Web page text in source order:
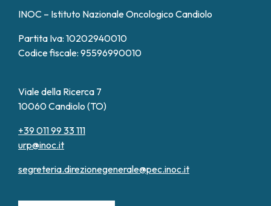
INOC – Istituto Nazionale Oncologico Candiolo
Partita Iva: 10202940010
Codice fiscale: 95596990010
Viale della Ricerca 7
10060 Candiolo (TO)
+39 011 99 33 111
urp@inoc.it
segreteria.direzionegenerale@pec.inoc.it